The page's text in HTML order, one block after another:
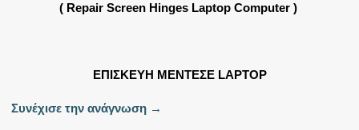
( Repair Screen Hinges Laptop Computer )
ΕΠΙΣΚΕΥΗ ΜΕΝΤΕΣΕ LAPTOP
Συνέχισε την ανάγνωση →